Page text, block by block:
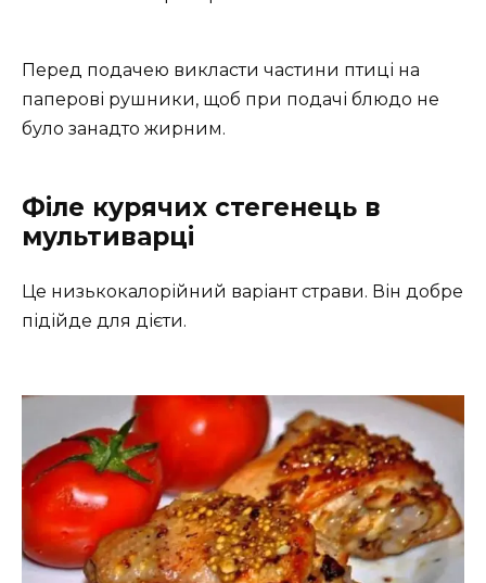
Перед подачею викласти частини птиці на
паперові рушники, щоб при подачі блюдо не
було занадто жирним.
Філе курячих стегенець в
мультиварці
Це низькокалорійний варіант страви. Він добре
підійде для дієти.